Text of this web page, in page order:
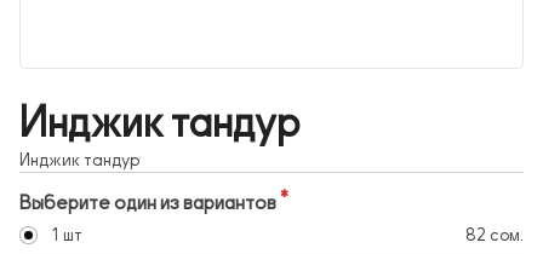
Инджик тандур
Инджик тандур
Выберите один из вариантов
1 шт 82 сом.